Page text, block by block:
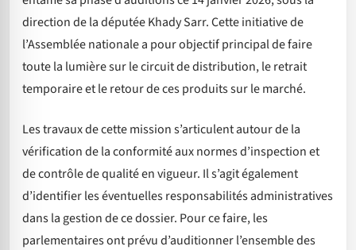
direction de la députée Khady Sarr. Cette initiative de
l’Assemblée nationale a pour objectif principal de faire
toute la lumière sur le circuit de distribution, le retrait
temporaire et le retour de ces produits sur le marché.
Les travaux de cette mission s’articulent autour de la
vérification de la conformité aux normes d’inspection et
de contrôle de qualité en vigueur. Il s’agit également
d’identifier les éventuelles responsabilités administratives
dans la gestion de ce dossier. Pour ce faire, les
parlementaires ont prévu d’auditionner l’ensemble des